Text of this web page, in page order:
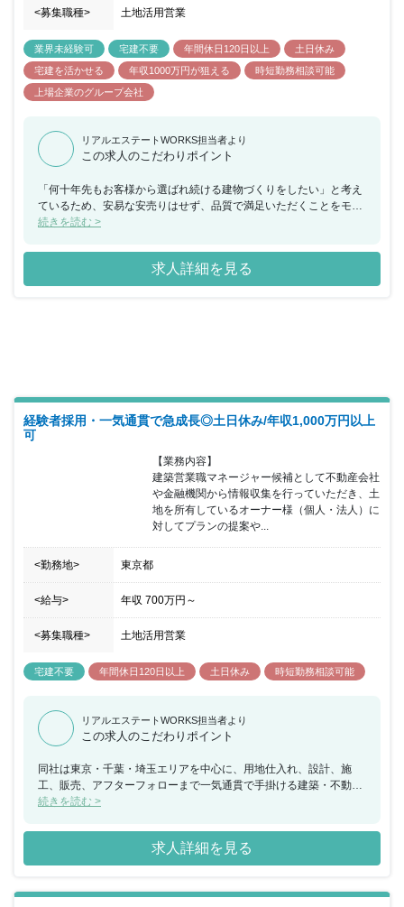
<募集職種> 土地活用営業
業界未経験可 宅建不要 年間休日120日以上
土日休み
宅建を活かせる
年収1000万円が狙える
時短勤務相談可能
上場企業のグループ会社
リアルエステートWORKS担当者より
この求人のこだわりポイント
「何十年先もお客様から選ばれ続ける建物づくりをしたい」と考え
ているため、安易な安売りはせず、品質で満足いただくことをモッ
トーにしている企業です。「何を建てるか」だけでなく「どうすれ
行なうポジションのため、お客さまに真摯に接する心構えと行動力
をお持ちの方にオススメのポジションです。
続きを読む >
求人詳細を見る
経験者採用・一気通貫で急成長◎土日休み/年収1,000万円以上
可
【業務内容】
建築営業職マネージャー候補として不動産会社
や金融機関から情報収集を行っていただき、土
地を所有しているオーナー様（個人・法人）に
対してプランの提案や...
<勤務地> 東京都
<給与> 年収 700万円 ～
<募集職種> 土地活用営業
宅建不要 年間休日120日以上 土日休み 時短勤務相談可能
リアルエステートWORKS担当者より
この求人のこだわりポイント
同社は東京・千葉・埼玉エリアを中心に、用地仕入れ、設計、施
工、販売、アフターフォローまで一気通貫で手掛ける建築・不動産
の会社です。主力である建売住宅を中心に、ホテルや共同住宅・商
の強みである、一気通貫したサポートを可能にしているのは、各部
門ごとにマネージャークラス、そして役員クラスの人員を配置し、
連携をとっているためです。今回募集する建築案件の販路拡大業務
役員クラスを目指していただきたいと思っています。もちろん、成
続きを読む >
求人詳細を見る